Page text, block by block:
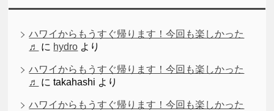
ハワイからもうすぐ帰ります！今回も楽しかった
♬
に hydro より
ハワイからもうすぐ帰ります！今回も楽しかった
♬
にtakahashi より
ハワイからもうすぐ帰ります！今回も楽しかった